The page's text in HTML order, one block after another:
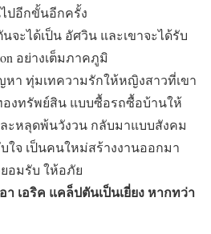
ปอีกขั้นอีกครั้ง
จะได้เป็น อัศวิน และเขาจะได้รับ
อย่างเต็มภาคภูมิ
า ทุ่มเทความรักให้หญิงสาวที่เขา
องทรัพย์สิน แบบซื้อรถซื้อบ้านให้
ละหลุดพ้นวังวน กลับมาแบบสังคม
ใจ เป็นคนใหม่สร้างงานออกมา
อมรับ ให้อภัย
า เอริค แคล็ปตันเป็นเยี่ยง หากทว่า